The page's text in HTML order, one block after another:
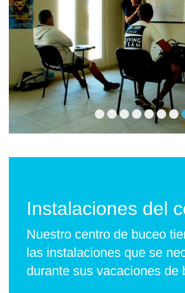
Instalaciones del
Nuestro centro de buceo
las instalaciones que se
durante sus vacaciones de